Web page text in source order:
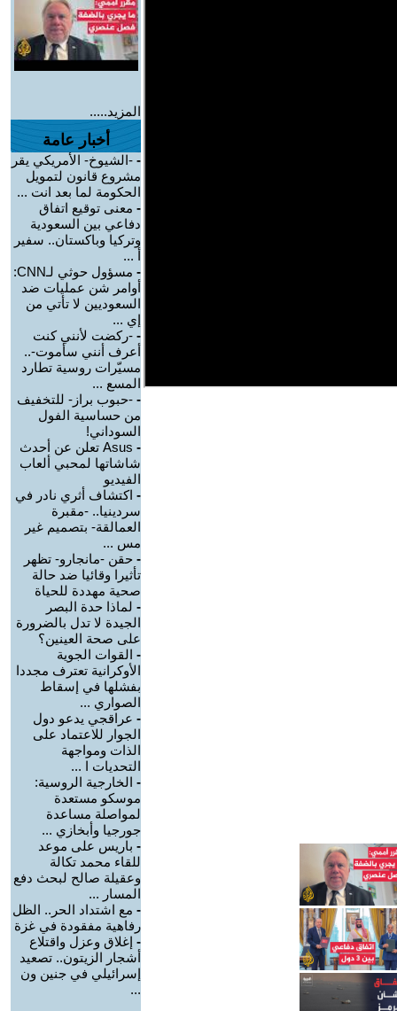
المزيد.....
أخبار عامة
- -الشيوخ- الأمريكي يقر
مشروع قانون لتمويل
الحكومة لما بعد انت ...
- معنى توقيع اتفاق
دفاعي بين السعودية
وتركيا وباكستان.. سفير
أ ...
-
مسؤول حوثي لـCNN:
أوامر شن عمليات ضد
السعوديين لا تأتي من
إي ...
- -ركضت لأنني كنت
أعرف أنني سأموت-..
مسيّرات روسية تطارد
المسع ...
- -حبوب براز- للتخفيف
من حساسية الفول
السوداني!
-
Asus تعلن عن أحدث
شاشاتها لمحبي ألعاب
الفيديو
- اكتشاف أثري نادر في
سردينيا.. -مقبرة
العمالقة- بتصميم غير
مس ...
- حقن -مانجارو- تظهر
تأثيرا وقائيا ضد حالة
صحية مهددة للحياة
- لماذا حدة البصر
الجيدة لا تدل بالضرورة
على صحة العينين؟
- القوات الجوية
الأوكرانية تعترف مجددا
بفشلها في إسقاط
الصواري ...
- عراقجي يدعو دول
الجوار للاعتماد على
الذات ومواجهة
التحديات ا ...
- الخارجية الروسية:
موسكو مستعدة
لمواصلة مساعدة
جورجيا وأبخازي ...
- باريس على موعد
للقاء محمد تكالة
وعقيلة صالح لبحث دفع
المسار ...
- مع اشتداد الحر.. الظل
رفاهية مفقودة في غزة
- إغلاق وعزل واقتلاع
أشجار الزيتون.. تصعيد
إسرائيلي في جنين ون
...